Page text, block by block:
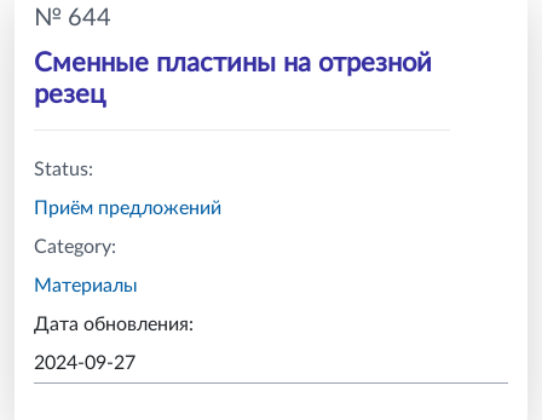
№ 644
Сменные пластины на отрезной
резец
Status:
Приём предложений
Category:
Материалы
Дата обновления:
2024-09-27